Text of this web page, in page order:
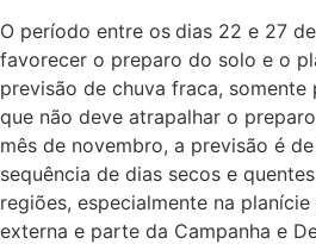
O período entre os dias 22 e 27
favorecer o preparo do solo e o
previsão de chuva fraca,
que não deve atrapalhar o
mês de novembro, a previsão é
sequência de dias secos e
regiões, especialmente na
externa e parte da Campanha e